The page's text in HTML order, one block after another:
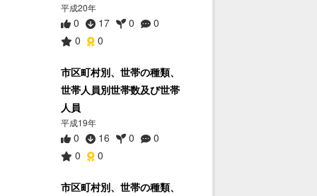
平成20年
0 17 0
0
0
0
市区町村別、世帯の種類、
世帯人員別世帯数及び世帯
人員
平成19年
0 16 0
0
0
0
市区町村別、世帯の種類、